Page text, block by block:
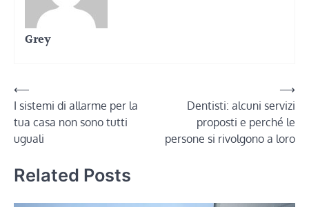
Grey
Navigazione
articoli
⟵
I sistemi di allarme per la
tua casa non sono tutti
uguali
Dentisti: alcuni servizi
proposti e perché le
persone si rivolgono a loro
⟶
Related Posts